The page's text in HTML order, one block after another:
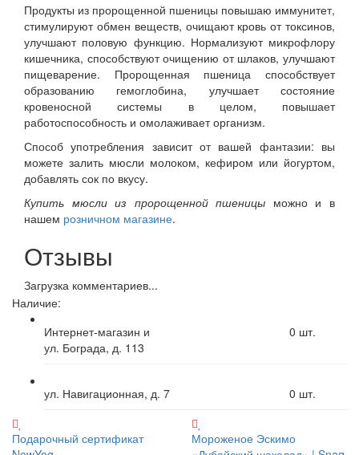
Продукты из пророщенной пшеницы повышаю иммунитет,
стимулируют обмен веществ, очищают кровь от токсинов,
улучшают половую функцию. Нормализуют микрофлору
кишечника, способствуют очищению от шлаков, улучшают
пищеварение. Пророщенная пшеница способствует
образованию гемоглобина, улучшает состояние
кровеносной системы в целом, повышает
работоспособность и омолаживает организм.
Способ употребления зависит от вашей фантазии: вы
можете залить мюсли молоком, кефиром или йогуртом,
добавлять сок по вкусу.
Купить мюсли из пророщенной пшеницы можно и в
нашем розничном магазине.
Отзывы
Загрузка комментариев...
Наличие:
Интернет-магазин и
ул. Бограда, д. 113
0 шт.
ул. Навигационная, д. 7 0 шт.
Подарочный сертификат
Мороженое Эскимо